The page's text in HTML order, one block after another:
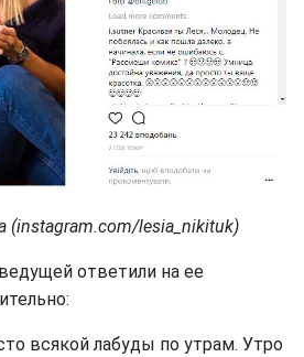
(instagram.com/lesia_nikituk)
ответили на ее
всякой лабуды по утрам. Утро